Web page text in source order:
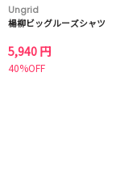
Ungrid
楊柳ビッグルーズシャツ
5,940 円
40%OFF